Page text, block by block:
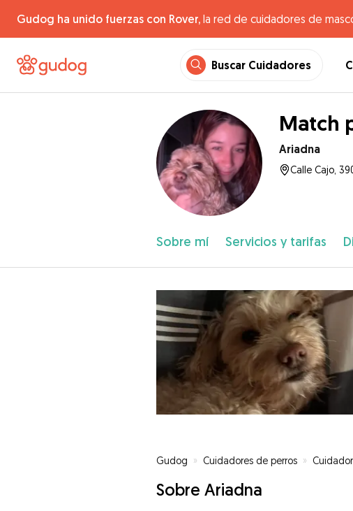
Gudog ha unido fuerzas con Rover, la red de cuidadores de
Buscar Cuidadores
Match
Ariadna
Calle Cajo,
Sobre mí Servicios y tarifas
Gudog » Cuidadores de perros »
Sobre Ariadna